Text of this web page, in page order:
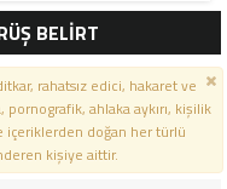
BELİRT
rahatsız edici, hakaret ve
pornografik, ahlaka aykırı, kişilik
içeriklerden doğan her türlü
kişiye aittir.